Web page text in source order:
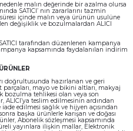
malın değerinde bir azalma olursa
SATICI’ nın zararlarını tazmin
içinde malın veya ürünün usulüne
değişiklik ve bozulmalardan ALICI
tarafından düzenlenen kampanya
kapsamında faydalanılan indirim
doğrultusunda hazırlanan ve geri
mayo ve bikini altları, makyaj
bozulma tehlikesi olan veya son
teslim edilmesinin ardından
edilmesi sağlık ve hijyen açısından
başka ürünlerle karışan ve doğası
Abonelik sözleşmesi kapsamında
yayınlara ilişkin mallar, Elektronik